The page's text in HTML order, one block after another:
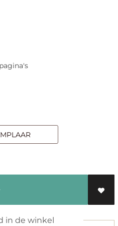
in de winkel